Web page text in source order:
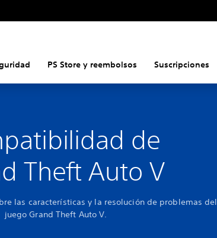
PS Store y reembolsos Suscripciones
de
Theft Auto V
las características y la resolución de problemas del
juego Grand Theft Auto V.